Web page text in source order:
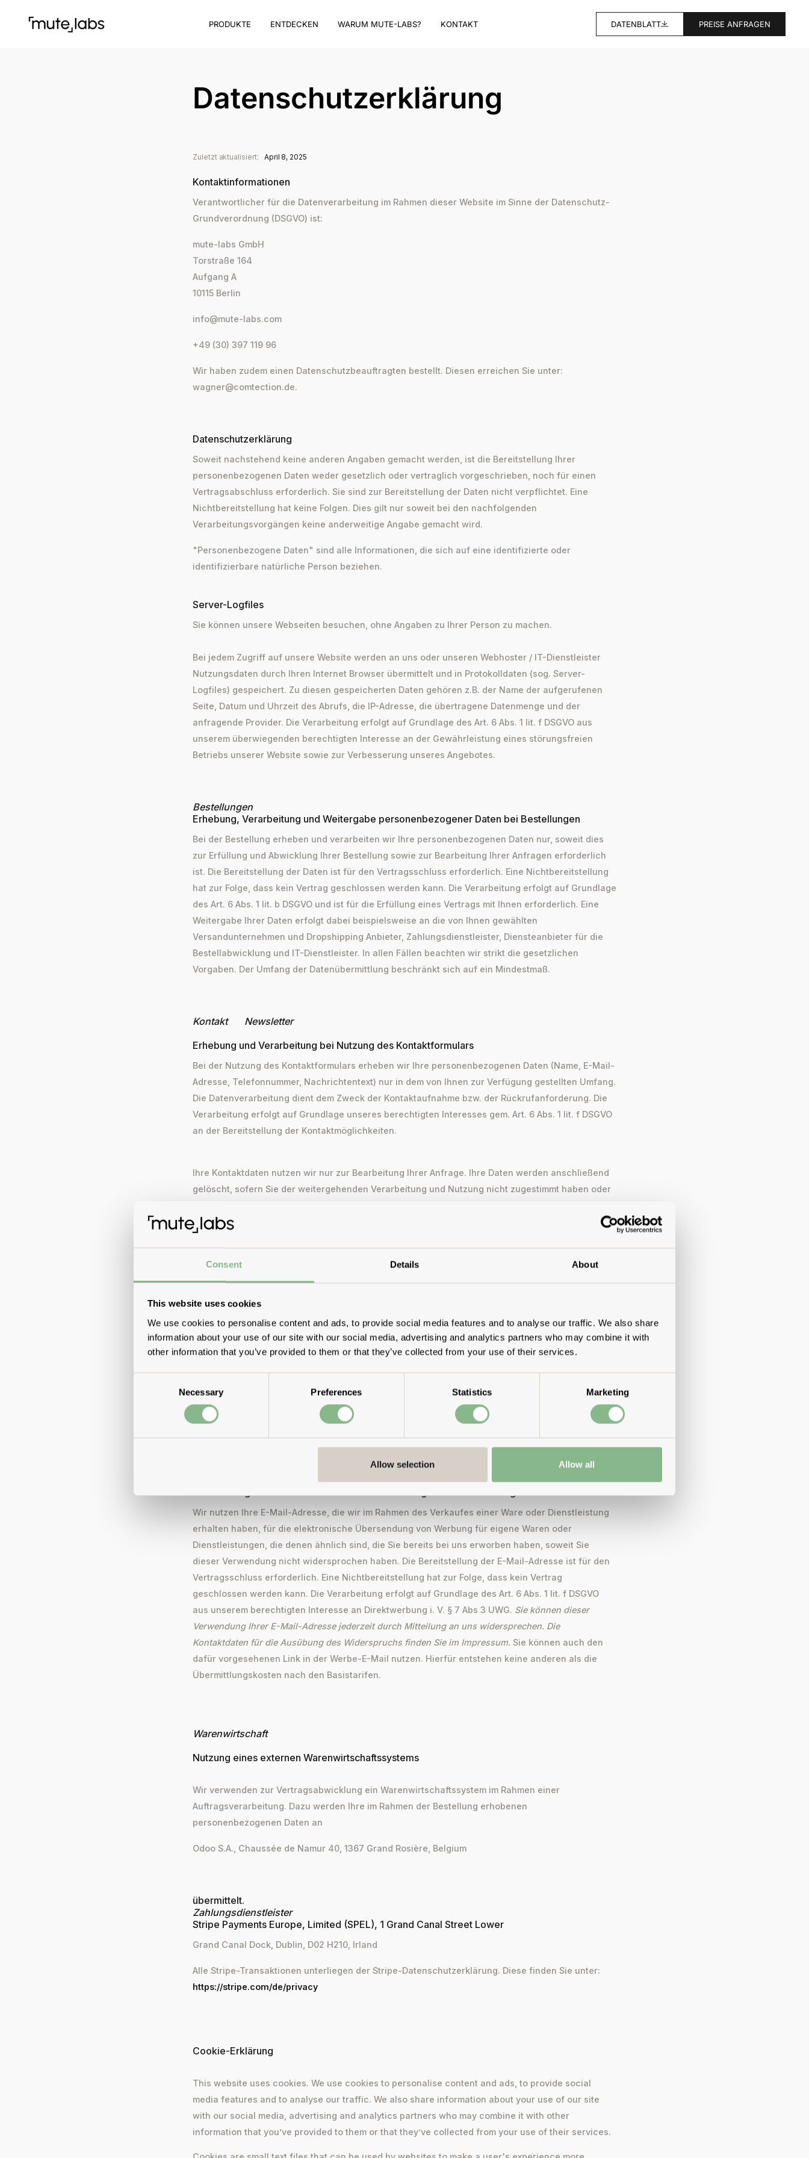
Consent Details About
This website uses cookies
We use cookies to personalise content and ads, to provide social media features and to analyse our traffic. We also share
information about your use of our site with our social media, advertising and analytics partners who may combine it with
other information that you’ve provided to them or that they’ve collected from your use of their services.
Necessary Preferences Statistics Marketing
Allow selection Allow all
PRODUKTE ENTDECKEN WARUM MUTE-LABS? KONTAKT DATENBLATT PREISE ANFRAGEN
Datenschutzerklärung
Zuletzt aktualisiert: April 8, 2025
Kontaktinformationen
Verantwortlicher für die Datenverarbeitung im Rahmen dieser Website im Sinne der Datenschutz-
Grundverordnung (DSGVO) ist:
mute-labs GmbH
Torstraße 164
Aufgang A
10115 Berlin
info@mute-labs.com
+49 (30) 397 119 96
Wir haben zudem einen Datenschutzbeauftragten bestellt. Diesen erreichen Sie unter:
wagner@comtection.de.
Datenschutzerklärung
Soweit nachstehend keine anderen Angaben gemacht werden, ist die Bereitstellung Ihrer
personenbezogenen Daten weder gesetzlich oder vertraglich vorgeschrieben, noch für einen
Vertragsabschluss erforderlich. Sie sind zur Bereitstellung der Daten nicht verpflichtet. Eine
Nichtbereitstellung hat keine Folgen. Dies gilt nur soweit bei den nachfolgenden
Verarbeitungsvorgängen keine anderweitige Angabe gemacht wird.
"Personenbezogene Daten" sind alle Informationen, die sich auf eine identifizierte oder
identifizierbare natürliche Person beziehen.
Server-Logfiles
Sie können unsere Webseiten besuchen, ohne Angaben zu Ihrer Person zu machen.
Bei jedem Zugriff auf unsere Website werden an uns oder unseren Webhoster / IT-Dienstleister
Nutzungsdaten durch Ihren Internet Browser übermittelt und in Protokolldaten (sog. Server-
Logfiles) gespeichert. Zu diesen gespeicherten Daten gehören z.B. der Name der aufgerufenen
Seite, Datum und Uhrzeit des Abrufs, die IP-Adresse, die übertragene Datenmenge und der
anfragende Provider. Die Verarbeitung erfolgt auf Grundlage des Art. 6 Abs. 1 lit. f DSGVO aus
unserem überwiegenden berechtigten Interesse an der Gewährleistung eines störungsfreien
Betriebs unserer Website sowie zur Verbesserung unseres Angebotes.
Bestellungen
Erhebung, Verarbeitung und Weitergabe personenbezogener Daten bei Bestellungen
Bei der Bestellung erheben und verarbeiten wir Ihre personenbezogenen Daten nur, soweit dies
zur Erfüllung und Abwicklung Ihrer Bestellung sowie zur Bearbeitung Ihrer Anfragen erforderlich
ist. Die Bereitstellung der Daten ist für den Vertragsschluss erforderlich. Eine Nichtbereitstellung
hat zur Folge, dass kein Vertrag geschlossen werden kann. Die Verarbeitung erfolgt auf Grundlage
des Art. 6 Abs. 1 lit. b DSGVO und ist für die Erfüllung eines Vertrags mit Ihnen erforderlich. Eine
Weitergabe Ihrer Daten erfolgt dabei beispielsweise an die von Ihnen gewählten
Versandunternehmen und Dropshipping Anbieter, Zahlungsdienstleister, Diensteanbieter für die
Bestellabwicklung und IT-Dienstleister. In allen Fällen beachten wir strikt die gesetzlichen
Vorgaben. Der Umfang der Datenübermittlung beschränkt sich auf ein Mindestmaß.
Kontakt
Newsletter
Erhebung und Verarbeitung bei Nutzung des Kontaktformulars
Bei der Nutzung des Kontaktformulars erheben wir Ihre personenbezogenen Daten (Name, E-Mail-
Adresse, Telefonnummer, Nachrichtentext) nur in dem von Ihnen zur Verfügung gestellten Umfang.
Die Datenverarbeitung dient dem Zweck der Kontaktaufnahme bzw. der Rückrufanforderung. Die
Verarbeitung erfolgt auf Grundlage unseres berechtigten Interesses gem. Art. 6 Abs. 1 lit. f DSGVO
an der Bereitstellung der Kontaktmöglichkeiten.
Ihre Kontaktdaten nutzen wir nur zur Bearbeitung Ihrer Anfrage. Ihre Daten werden anschließend
gelöscht, sofern Sie der weitergehenden Verarbeitung und Nutzung nicht zugestimmt haben oder
erforderlich ist.
Werbezwecke zum Newsletterversand, sofern Sie dem ausdrücklich zugestimmt haben. Die
Verarbeitung erfolgt auf Grundlage des Art. 6 Abs. 1 lit. a DSGVO mit Ihrer Einwilligung. Sie können
die Einwilligung jederzeit widerrufen, ohne dass die Rechtmäßigkeit der aufgrund der Einwilligung
bis zum Widerruf erfolgten Verarbeitung berührt wird. Sie können dazu den Newsletter jederzeit
unter Nutzung des entsprechenden Links im Newsletter oder durch Mitteilung an uns abbestellen.
Ihre E-Mail-Adresse wird danach aus dem Verteiler entfernt. Ihre Daten werden dabei an einen
Dienstleister für E-Mail-Marketing im Rahmen einer Auftragsverarbeitung weitergegeben. Eine
Weitergabe an sonstige Dritte erfolgt nicht. Ihre Daten werden an ein Drittland übermittelt, für
welches ein Angemessenheitsbeschluss der Europäischen Kommission vorhanden ist.
Verwendung der E-Mail-Adresse für die Zusendung von Direktwerbung
Wir nutzen Ihre E-Mail-Adresse, die wir im Rahmen des Verkaufes einer Ware oder Dienstleistung
erhalten haben, für die elektronische Übersendung von Werbung für eigene Waren oder
Dienstleistungen, die denen ähnlich sind, die Sie bereits bei uns erworben haben, soweit Sie
dieser Verwendung nicht widersprochen haben. Die Bereitstellung der E-Mail-Adresse ist für den
Vertragsschluss erforderlich. Eine Nichtbereitstellung hat zur Folge, dass kein Vertrag
geschlossen werden kann. Die Verarbeitung erfolgt auf Grundlage des Art. 6 Abs. 1 lit. f DSGVO
aus unserem berechtigten Interesse an Direktwerbung i. V. § 7 Abs 3 UWG. Sie können dieser
Verwendung Ihrer E-Mail-Adresse jederzeit durch Mitteilung an uns widersprechen. Die
Kontaktdaten für die Ausübung des Widerspruchs finden Sie im Impressum. Sie können auch den
dafür vorgesehenen Link in der Werbe-E-Mail nutzen. Hierfür entstehen keine anderen als die
Übermittlungskosten nach den Basistarifen.
Warenwirtschaft
Nutzung eines externen Warenwirtschaftssystems
Wir verwenden zur Vertragsabwicklung ein Warenwirtschaftssystem im Rahmen einer
Auftragsverarbeitung. Dazu werden Ihre im Rahmen der Bestellung erhobenen
personenbezogenen Daten an
Odoo S.A., Chaussée de Namur 40, 1367 Grand Rosière, Belgium
übermittelt.
Zahlungsdienstleister
Stripe Payments Europe, Limited (SPEL), 1 Grand Canal Street Lower
Grand Canal Dock, Dublin, D02 H210, Irland
Alle Stripe-Transaktionen unterliegen der Stripe-Datenschutzerklärung. Diese finden Sie unter:
https://stripe.com/de/privacy
Cookie-Erklärung
This website uses cookies. We use cookies to personalise content and ads, to provide social
media features and to analyse our traffic. We also share information about your use of our site
with our social media, advertising and analytics partners who may combine it with other
information that you’ve provided to them or that they’ve collected from your use of their services.